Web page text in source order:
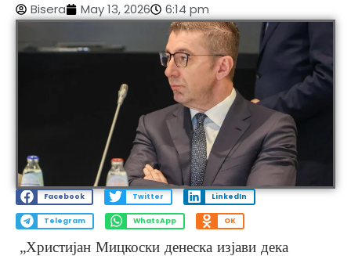
Bisera May 13, 2026 6:14 pm
Facebook Twitter LinkedIn
Telegram WhatsApp OK
„Христијан Мицкоски денеска изјави дека